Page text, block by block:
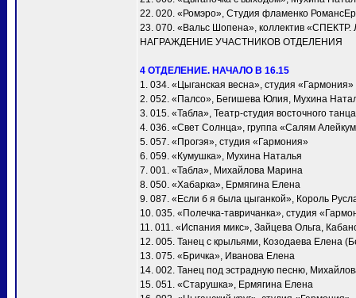
22. 020. «Ромэро», Студия фламенко
23. 070. «Вальс Шопена», коллектив «СПЕКТР.
НАГРАЖДЕНИЕ УЧАСТНИКОВ ОТДЕЛЕНИЯ
4 ОТДЕЛЕНИЕ. НАЧАЛО В 16.15
1. 034. «Цыганская весна», студия «Гармония»
2. 052. «Палсо», Бегишева Юлия, Мухина
3. 015. «Табла», Театр-студия восточного
4. 036. «Свет Солнца», группа «Салям
5. 057. «Прогэя», студия «Гармония»
6. 059. «Кумушка», Мухина Наталья
7. 001. «Taбла», Михайлова Марина
8. 050. «Хабарка», Ермягина Елена
9. 087. «Если б я была цыганкой», Король
10. 035. «Полечка-тавричанка», студия
11. 011. «Испания микс», Зайцева Ольга,
12. 005. Танец с крыльями, Козодаева Елена
13. 075. «Бричка», Иванова Елена
14. 002. Танец под эстрадную песню,
15. 051. «Старушка», Ермягина Елена